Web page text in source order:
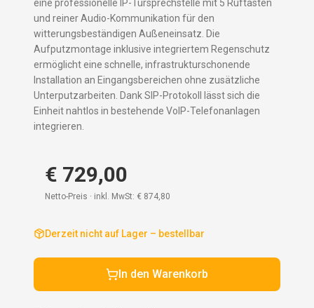
eine professionelle IP-Türsprechstelle mit 5 Ruftasten
und reiner Audio-Kommunikation für den
witterungsbeständigen Außeneinsatz. Die
Aufputzmontage inklusive integriertem Regenschutz
ermöglicht eine schnelle, infrastrukturschonende
Installation an Eingangsbereichen ohne zusätzliche
Unterputzarbeiten. Dank SIP-Protokoll lässt sich die
Einheit nahtlos in bestehende VoIP-Telefonanlagen
integrieren.
€ 729,00
Netto-Preis · inkl. MwSt: € 874,80
Derzeit nicht auf Lager – bestellbar
In den Warenkorb